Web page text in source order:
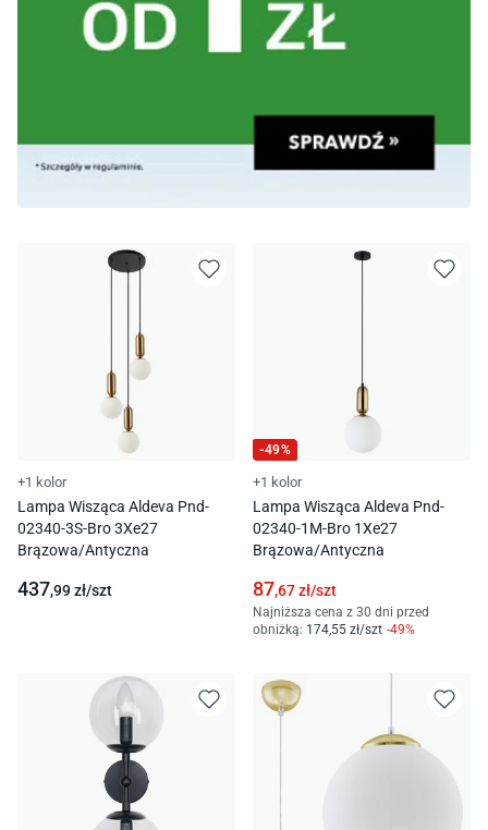
+1 kolor
Lampa Wisząca Aldeva Pnd-
02340-3S-Bro 3Xe27
Brązowa/Antyczna
437,99zł/szt
-49%
+1 kolor
Lampa Wisząca Aldeva Pnd-
02340-1M-Bro 1Xe27
Brązowa/Antyczna
87,67zł/szt
Najniższa cena z 30 dni przed
obniżką: 174,55 zł/szt -49%